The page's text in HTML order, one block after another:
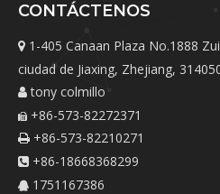
CONTÁCTENOS
 1-405 Canaan Plaza No.1888
ciudad de Jiaxing, Zhejiang,
 tony colmillo
 +86-573-82272371
 +86-573-82210271
 +86-18668368299
 1751167386